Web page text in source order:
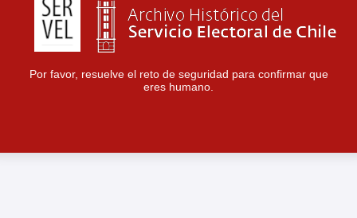
Por favor, resuelve el reto de seguridad para confirmar que
eres humano.